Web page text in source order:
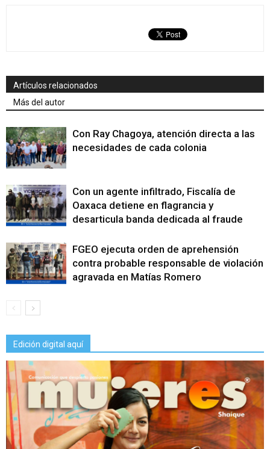
Artículos relacionados
Más del autor
Con Ray Chagoya, atención directa a las
necesidades de cada colonia
Con un agente infiltrado, Fiscalía de
Oaxaca detiene en flagrancia y
desarticula banda dedicada al fraude
FGEO ejecuta orden de aprehensión
contra probable responsable de violación
agravada en Matías Romero
Edición digital aquí